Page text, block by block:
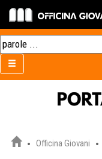
Officina Giovani